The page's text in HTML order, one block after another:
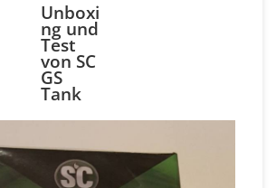
Unboxi
ng und
Test
von SC
GS
Tank